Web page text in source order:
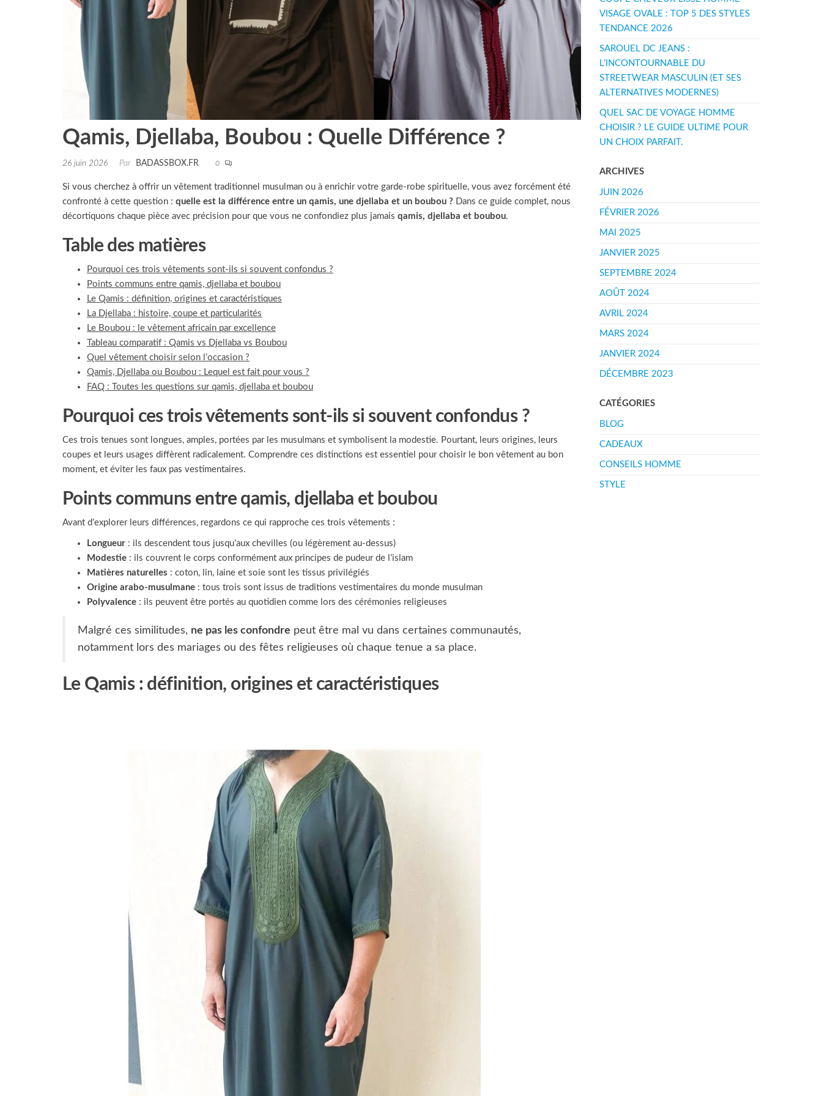
Qamis, Djellaba, Boubou : Quelle Différence ?
26 juin 2026 Par BADASSBOX.FR 0
Si vous cherchez à offrir un vêtement traditionnel musulman ou à enrichir votre garde-robe spirituelle, vous avez forcément été
confronté à cette question : quelle est la différence entre un qamis, une djellaba et un boubou ? Dans ce guide complet, nous
décortiquons chaque pièce avec précision pour que vous ne confondiez plus jamais qamis, djellaba et boubou.
Table des matières
Pourquoi ces trois vêtements sont-ils si souvent confondus ?
Points communs entre qamis, djellaba et boubou
Le Qamis : définition, origines et caractéristiques
La Djellaba : histoire, coupe et particularités
Le Boubou : le vêtement africain par excellence
Tableau comparatif : Qamis vs Djellaba vs Boubou
Quel vêtement choisir selon l’occasion ?
Qamis, Djellaba ou Boubou : Lequel est fait pour vous ?
FAQ : Toutes les questions sur qamis, djellaba et boubou
Pourquoi ces trois vêtements sont-ils si souvent confondus ?
Ces trois tenues sont longues, amples, portées par les musulmans et symbolisent la modestie. Pourtant, leurs origines, leurs
coupes et leurs usages diffèrent radicalement. Comprendre ces distinctions est essentiel pour choisir le bon vêtement au bon
moment, et éviter les faux pas vestimentaires.
Points communs entre qamis, djellaba et boubou
Avant d’explorer leurs différences, regardons ce qui rapproche ces trois vêtements :
Longueur : ils descendent tous jusqu’aux chevilles (ou légèrement au-dessus)
Modestie : ils couvrent le corps conformément aux principes de pudeur de l’islam
Matières naturelles : coton, lin, laine et soie sont les tissus privilégiés
Origine arabo-musulmane : tous trois sont issus de traditions vestimentaires du monde musulman
Polyvalence : ils peuvent être portés au quotidien comme lors des cérémonies religieuses
Malgré ces similitudes, ne pas les confondre peut être mal vu dans certaines communautés,
notamment lors des mariages ou des fêtes religieuses où chaque tenue a sa place.
Le Qamis : définition, origines et caractéristiques
VISAGE OVALE : TOP 5 DES STYLES
TENDANCE 2026
SAROUEL DC JEANS :
L’INCONTOURNABLE DU
STREETWEAR MASCULIN (ET SES
ALTERNATIVES MODERNES)
QUEL SAC DE VOYAGE HOMME
CHOISIR ? LE GUIDE ULTIME POUR
UN CHOIX PARFAIT.
ARCHIVES
JUIN 2026
FÉVRIER 2026
MAI 2025
JANVIER 2025
SEPTEMBRE 2024
AOÛT 2024
AVRIL 2024
MARS 2024
JANVIER 2024
DÉCEMBRE 2023
CATÉGORIES
BLOG
CADEAUX
CONSEILS HOMME
STYLE